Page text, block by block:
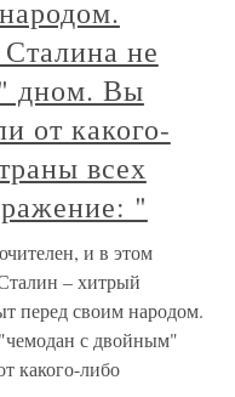
не
дном. Вы
от какого-
всех
"
и в этом
– хитрый
перед своим народом.
с двойным"
какого-либо